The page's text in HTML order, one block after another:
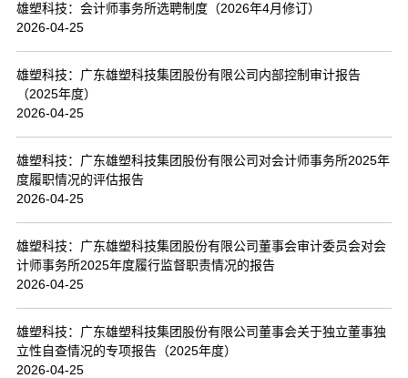
雄塑科技：会计师事务所选聘制度（2026年4月修订）
2026-04-25
雄塑科技：广东雄塑科技集团股份有限公司内部控制审计报告
（2025年度）
2026-04-25
雄塑科技：广东雄塑科技集团股份有限公司对会计师事务所2025年
度履职情况的评估报告
2026-04-25
雄塑科技：广东雄塑科技集团股份有限公司董事会审计委员会对会
计师事务所2025年度履行监督职责情况的报告
2026-04-25
雄塑科技：广东雄塑科技集团股份有限公司董事会关于独立董事独
立性自查情况的专项报告（2025年度）
2026-04-25